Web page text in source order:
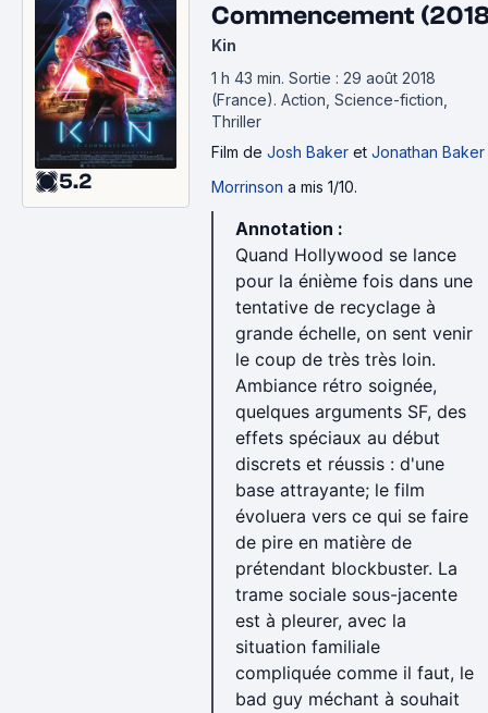
5.2
Commencement
Kin
1 h 43 min. Sortie : 29 août 2018
(France). Action, Science-fiction,
Thriller
Film de Josh Baker et Jonathan Baker
Morrinson a mis 1/10.
Annotation :
Quand Hollywood se lance
pour la énième fois dans une
tentative de recyclage à
grande échelle, on sent venir
le coup de très très loin.
Ambiance rétro soignée,
quelques arguments SF, des
effets spéciaux au début
discrets et réussis : d'une
base attrayante; le film
évoluera vers ce qui se faire
de pire en matière de
prétendant blockbuster. La
trame sociale sous-jacente
est à pleurer, avec la
situation familiale
compliquée comme il faut, le
bad guy méchant à souhait